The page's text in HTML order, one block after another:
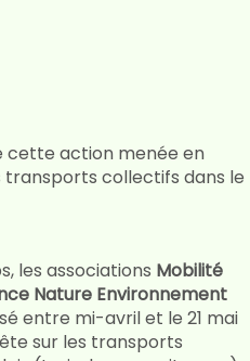
cette action menée en
collectifs dans le
les associations Mobilité
Nature Environnement
entre mi-avril et le 21 mai
sur les transports